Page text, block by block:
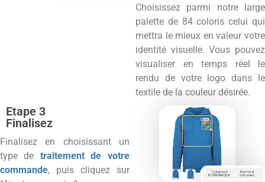
Choisissez parmi notre large
palette de 84 coloris celui qui
mettra le mieux en valeur votre
identité visuelle. Vous pouvez
visualiser en temps réel le
rendu de votre logo dans le
textile de la couleur désirée.
Etape 3
Finalisez
Finalisez en choisissant un
type de traitement de votre
commande, puis cliquez sur